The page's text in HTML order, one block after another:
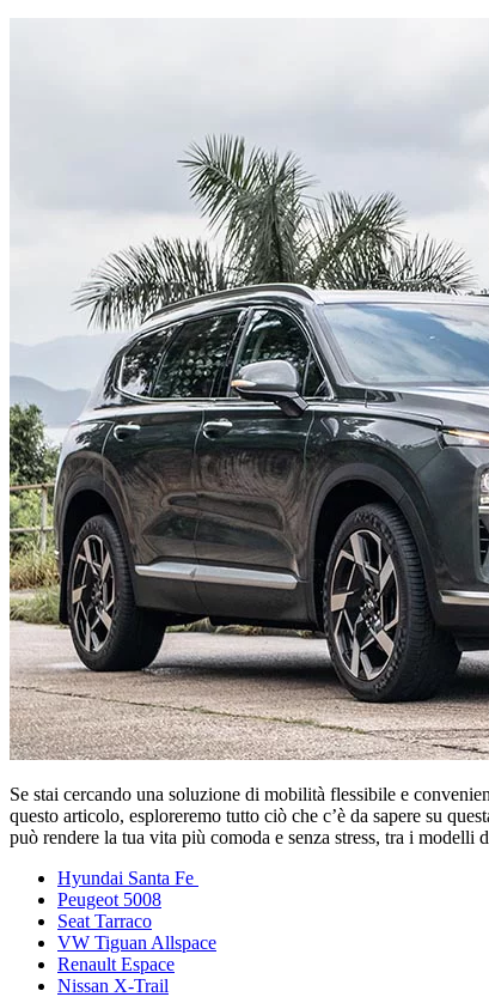
Se stai cercando una soluzione di mobilità flessibile e
questo articolo, esploreremo tutto ciò che c’è da sapere su
può rendere la tua vita più comoda e senza stress, tra i modelli
Hyundai Santa Fe
Peugeot 5008
Seat Tarraco
VW Tiguan Allspace
Renault Espace
Nissan X-Trail